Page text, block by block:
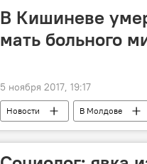
В Кишиневе
мать больного
5 ноября 2017, 19:17
Новости В Молдове
Алексей Бобок